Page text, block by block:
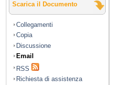
Scarica il Documento
Collegamenti
Copia
Discussione
Email
RSS
Richiesta di assistenza